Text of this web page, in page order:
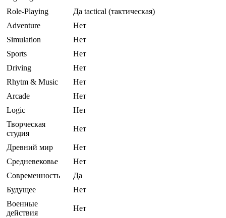
Role-Playing
Да tactical (тактическая)
Adventure
Нет
Simulation
Нет
Sports
Нет
Driving
Нет
Rhytm & Music
Нет
Arcade
Нет
Logic
Нет
Творческая
студия
Нет
Древний мир
Нет
Средневековье
Нет
Современность
Да
Будущее
Нет
Военные
действия
Нет